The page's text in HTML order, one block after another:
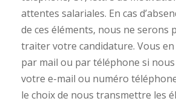
attentes salariales. En cas
de ces éléments, nous ne serons
traiter votre candidature. Vous
par mail ou par téléphone si
votre e-mail ou numéro
le choix de nous transmettre les